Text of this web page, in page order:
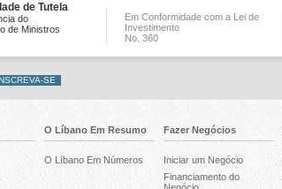
de Tutela
do
de Ministros
Em Conformidade com a Lei de
Investimento
No. 360
O Líbano Em Resumo
O Líbano Em Números
Fazer Negócios
Iniciar um Negócio
Financiamento do